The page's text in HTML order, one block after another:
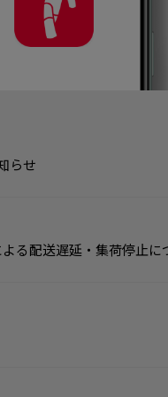
らせ
る配送遅延・集荷停止に